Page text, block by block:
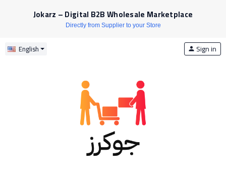
Jokarz – Digital B2B Wholesale Marketplace
Directly from Supplier to your Store
English person Sign in